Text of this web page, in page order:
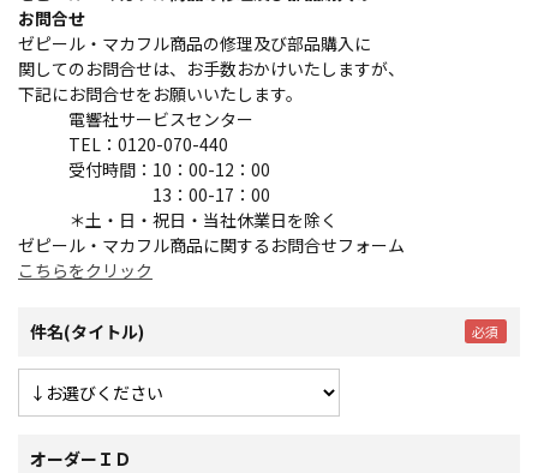
お問合せ
ゼピール・マカフル商品の修理及び部品購入に
関してのお問合せは、お手数おかけいたしますが、
下記にお問合せをお願いいたします。
電響社サービスセンター
TEL：0120-070-440
受付時間：10：00-12：00
13：00-17：00
＊土・日・祝日・当社休業日を除く
ゼピール・マカフル商品に関するお問合せフォーム
こちらをクリック
件名(タイトル)
オーダーＩＤ